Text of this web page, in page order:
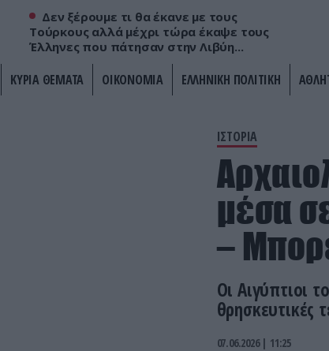
Δεν ξέρουμε τι θα έκανε με τους
Τούρκους αλλά μέχρι τώρα έκαψε τους
Έλληνες που πάτησαν στην Λιβύη...
ΚΥΡΙΑ ΘΕΜΑΤΑ ΟΙΚΟΝΟΜΙΑ ΕΛΛΗΝΙΚΗ ΠΟΛΙΤΙΚΗ
ΙΣΤΟΡΙΑ
μέσα
–
Οι Αιγύπτιοι
θρησκευτικές
07.06.2026 | 11:25